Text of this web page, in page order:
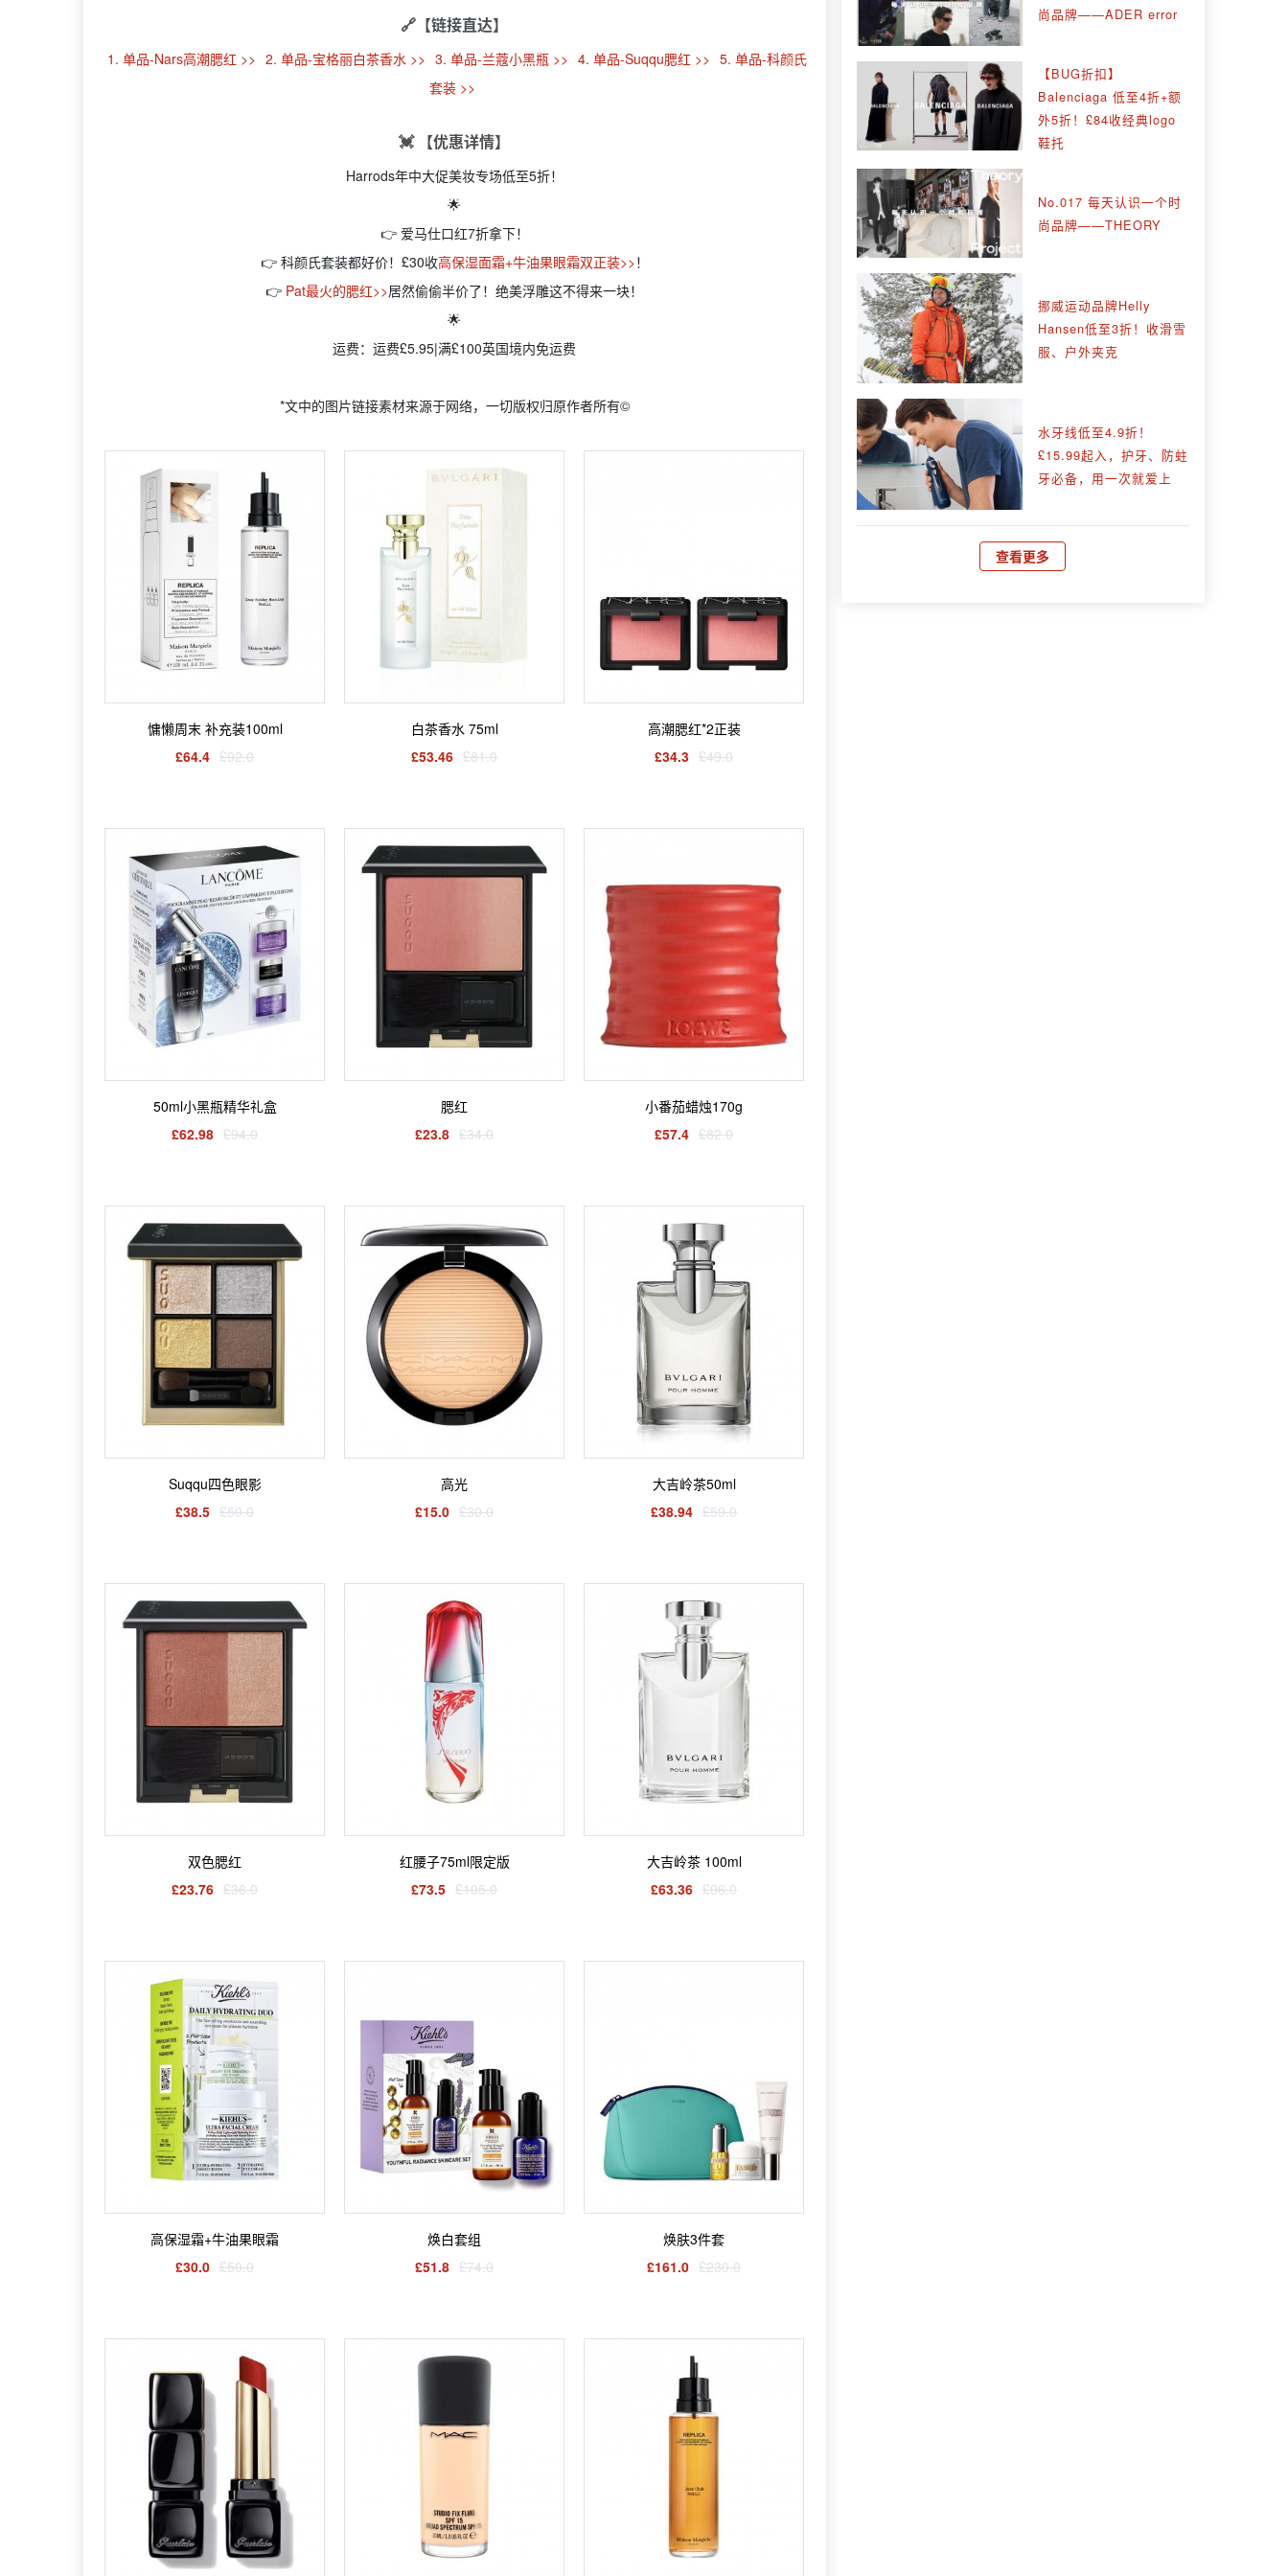
🔗【链接直达】
1. 单品-Nars高潮腮红 >> 2. 单品-宝格丽白茶香水 >> 3. 单品-兰蔻小黑瓶 >> 4. 单品-Suqqu腮红 >> 5. 单品-科颜氏
套装 >>
💓 【优惠详情】
Harrods年中大促美妆专场低至5折！
🌟
👉 爱马仕口红7折拿下！
👉 科颜氏套装都好价！£30收高保湿面霜+牛油果眼霜双正装>>！
👉 Pat最火的腮红>>居然偷偷半价了！绝美浮雕这不得来一块！
🌟
运费：运费£5.95|满£100英国境内免运费
*文中的图片链接素材来源于网络，一切版权归原作者所有©
慵懒周末 补充装100ml
£64.4 £92.0
白茶香水 75ml
£53.46 £81.0
高潮腮红*2正装
£34.3 £49.0
50ml小黑瓶精华礼盒
£62.98 £94.0
腮红
£23.8 £34.0
小番茄蜡烛170g
£57.4 £82.0
Suqqu四色眼影
£38.5 £50.0
高光
£15.0 £30.0
大吉岭茶50ml
£38.94 £59.0
双色腮红
£23.76 £36.0
红腰子75ml限定版
£73.5 £105.0
大吉岭茶 100ml
£63.36 £96.0
高保湿霜+牛油果眼霜
£30.0 £50.0
焕白套组
£51.8 £74.0
焕肤3件套
£161.0 £230.0
尚品牌——ADER error
【BUG折扣】
Balenciaga 低至4折+额
外5折！£84收经典logo
鞋托
No.017 每天认识一个时
尚品牌——THEORY
挪威运动品牌Helly
Hansen低至3折！收滑雪
服、户外夹克
水牙线低至4.9折！
£15.99起入，护牙、防蛀
牙必备，用一次就爱上
查看更多